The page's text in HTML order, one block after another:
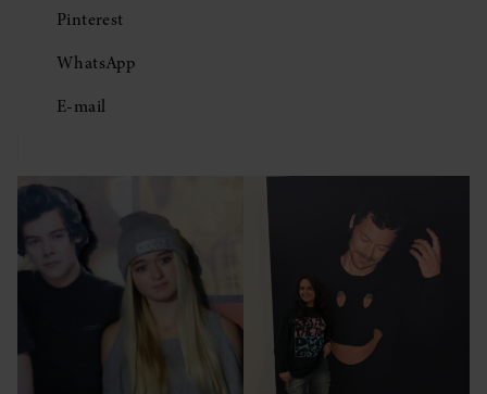
Pinterest
WhatsApp
E-mail